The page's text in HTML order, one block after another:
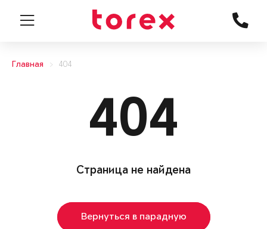
Главная 404
404
Страница не найдена
Вернуться в парадную